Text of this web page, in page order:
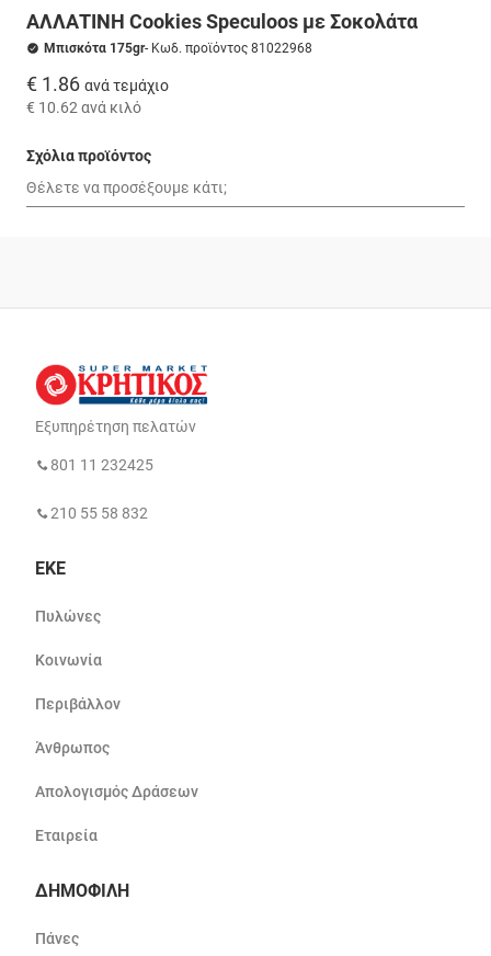
ΑΛΛΑΤΙΝΗ Cookies Speculoos με Σοκολάτα
Μπισκότα 175gr- Κωδ. προϊόντος 81022968
€ 1.86 ανά τεμάχιο
€ 10.62 ανά κιλό
Σχόλια προϊόντος
Εξυπηρέτηση πελατών
801 11 232425
210 55 58 832
ΕΚΕ
Πυλώνες
Κοινωνία
Περιβάλλον
Άνθρωπος
Απολογισμός Δράσεων
Εταιρεία
ΔΗΜΟΦΙΛΗ
Πάνες